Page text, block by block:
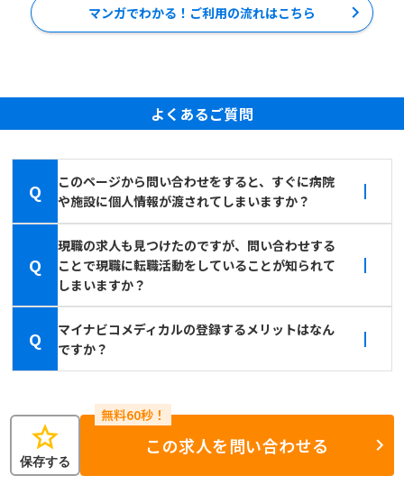
マンガでわかる！ご利用の流れはこちら
よくあるご質問
Q
このページから問い合わせをすると、すぐに病院
や施設に個人情報が渡されてしまいますか？
Q
現職の求人も見つけたのですが、問い合わせする
ことで現職に転職活動をしていることが知られて
しまいますか？
Q
マイナビコメディカルの登録するメリットはなん
ですか？
star
保存する
この求人を問い合わせる